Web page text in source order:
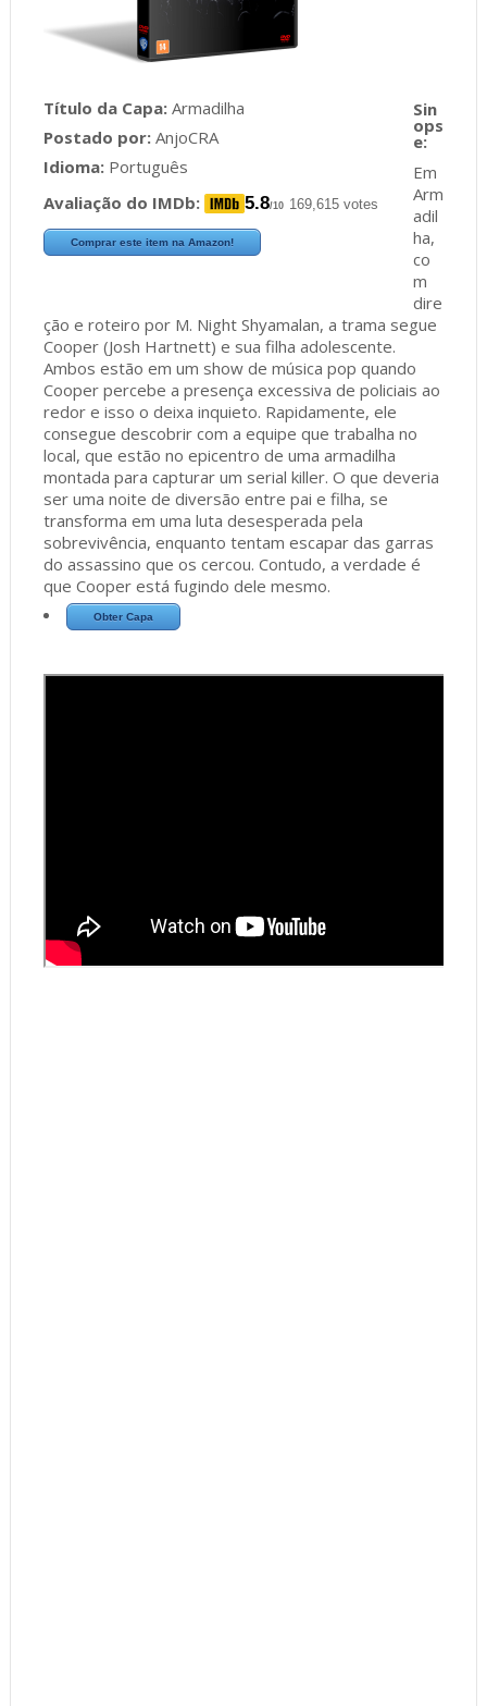
Título da Capa:Armadilha
Postado por:AnjoCRA
Idioma:Português
Avaliação do IMDb:
5.8/10 169,615 votes
Comprar este item na Amazon!
Em
Arm
adil
ha,
co
m
dire
ção e roteiro por M. Night Shyamalan, a trama segue
Cooper (Josh Hartnett) e sua filha adolescente.
Ambos estão em um show de música pop quando
Cooper percebe a presença excessiva de policiais ao
redor e isso o deixa inquieto. Rapidamente, ele
consegue descobrir com a equipe que trabalha no
local, que estão no epicentro de uma armadilha
montada para capturar um serial killer. O que deveria
ser uma noite de diversão entre pai e filha, se
transforma em uma luta desesperada pela
sobrevivência, enquanto tentam escapar das garras
do assassino que os cercou. Contudo, a verdade é
que Cooper está fugindo dele mesmo.
Obter Capa